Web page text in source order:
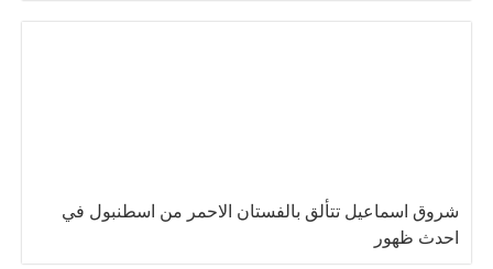
شروق اسماعيل تتألق بالفستان الاحمر من اسطنبول في
احدث ظهور